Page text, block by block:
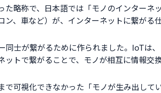
略称で、日本語では「モノのインターネ
、車など）が、インターネットに繋がる
同士が繋がるために作られました。IoTは
トで繋がることで、モノが相互に情報交
で可視化できなかった「モノが生み出して